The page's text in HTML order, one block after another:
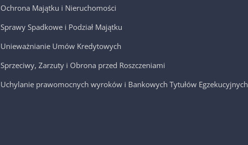
Ochrona Majątku i Nieruchomości
Sprawy Spadkowe i Podział Majątku
Unieważnianie Umów Kredytowych
Sprzeciwy, Zarzuty i Obrona przed Roszczeniami
Uchylanie prawomocnych wyroków i Bankowych Tytułów Egzekucyjnych